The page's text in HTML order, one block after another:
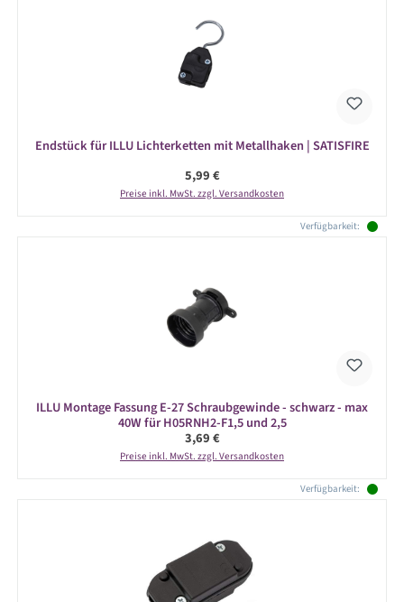
Endstück für ILLU Lichterketten mit Metallhaken | SATISFIRE
Regulärer Preis:
5,99 €
Preise inkl. MwSt. zzgl. Versandkosten
Verfügbarkeit:
ILLU Montage Fassung E-27 Schraubgewinde - schwarz - max
40W für H05RNH2-F1,5 und 2,5
Regulärer Preis:
3,69 €
Preise inkl. MwSt. zzgl. Versandkosten
Verfügbarkeit: